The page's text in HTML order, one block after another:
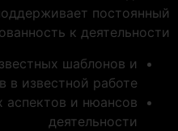
постоянный
к деятельности.
шаблонов и
в известной работе
аспектов и нюансов
деятельности